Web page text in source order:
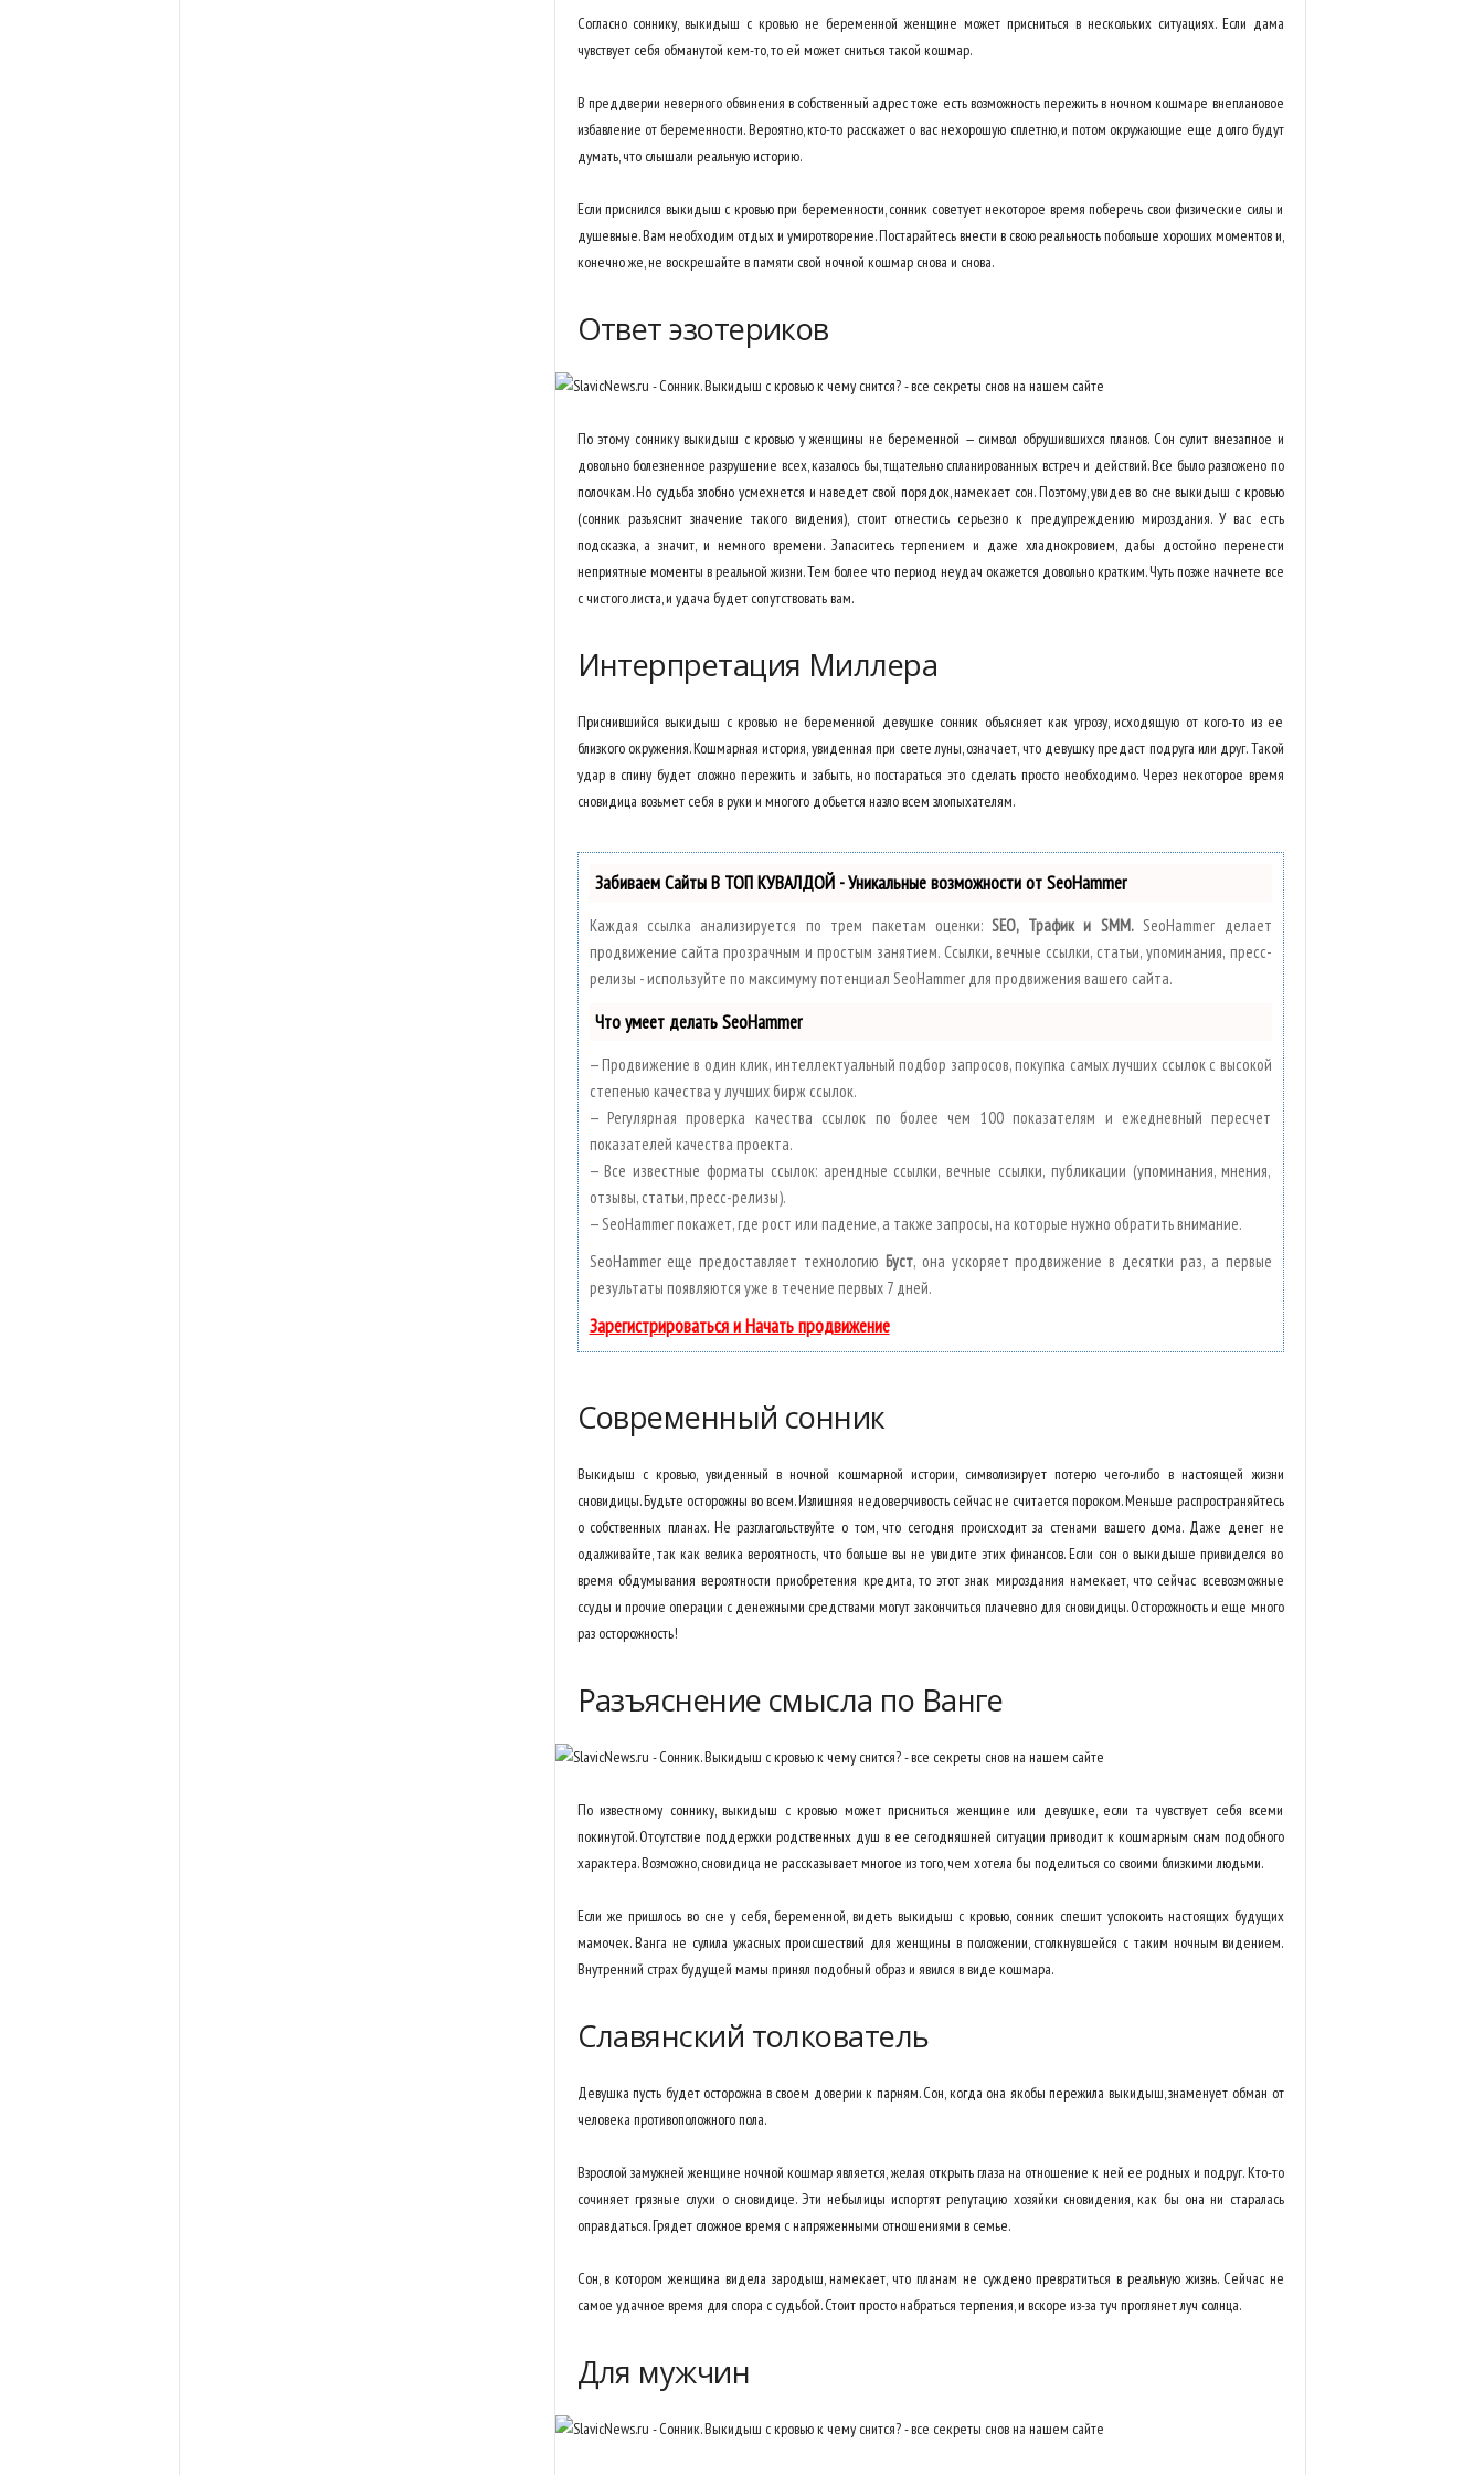
Согласно соннику, выкидыш с кровью не беременной женщине может присниться в нескольких ситуациях. Если дама
чувствует себя обманутой кем-то, то ей может сниться такой кошмар.
В преддверии неверного обвинения в собственный адрес тоже есть возможность пережить в ночном кошмаре внеплановое
избавление от беременности. Вероятно, кто-то расскажет о вас нехорошую сплетню, и потом окружающие еще долго будут
думать, что слышали реальную историю.
Если приснился выкидыш с кровью при беременности, сонник советует некоторое время поберечь свои физические силы и
душевные. Вам необходим отдых и умиротворение. Постарайтесь внести в свою реальность побольше хороших моментов и,
конечно же, не воскрешайте в памяти свой ночной кошмар снова и снова.
Ответ эзотериков
По этому соннику выкидыш с кровью у женщины не беременной — символ обрушившихся планов. Сон сулит внезапное и
довольно болезненное разрушение всех, казалось бы, тщательно спланированных встреч и действий. Все было разложено по
полочкам. Но судьба злобно усмехнется и наведет свой порядок, намекает сон. Поэтому, увидев во сне выкидыш с кровью
(сонник разъяснит значение такого видения), стоит отнестись серьезно к предупреждению мироздания. У вас есть
подсказка, а значит, и немного времени. Запаситесь терпением и даже хладнокровием, дабы достойно перенести
неприятные моменты в реальной жизни. Тем более что период неудач окажется довольно кратким. Чуть позже начнете все
с чистого листа, и удача будет сопутствовать вам.
Интерпретация Миллера
Приснившийся выкидыш с кровью не беременной девушке сонник объясняет как угрозу, исходящую от кого-то из ее
близкого окружения. Кошмарная история, увиденная при свете луны, означает, что девушку предаст подруга или друг. Такой
удар в спину будет сложно пережить и забыть, но постараться это сделать просто необходимо. Через некоторое время
сновидица возьмет себя в руки и многого добьется назло всем злопыхателям.
Забиваем Сайты В ТОП КУВАЛДОЙ - Уникальные возможности от SeoHammer
Каждая ссылка анализируется по трем пакетам оценки:SEO, Трафик и SMM.SeoHammer делает
продвижение сайта прозрачным и простым занятием. Ссылки, вечные ссылки, статьи, упоминания, пресс-
релизы - используйте по максимуму потенциал SeoHammer для продвижения вашего сайта.
Что умеет делать SeoHammer
— Продвижение в один клик, интеллектуальный подбор запросов, покупка самых лучших ссылок с высокой
степенью качества у лучших бирж ссылок.
— Регулярная проверка качества ссылок по более чем 100 показателям и ежедневный пересчет
показателей качества проекта.
— Все известные форматы ссылок: арендные ссылки, вечные ссылки, публикации (упоминания, мнения,
отзывы, статьи, пресс-релизы).
— SeoHammer покажет, где рост или падение, а также запросы, на которые нужно обратить внимание.
SeoHammer еще предоставляет технологию Буст, она ускоряет продвижение в десятки раз, а первые
результаты появляются уже в течение первых 7 дней.
Зарегистрироваться и Начать продвижение
Современный сонник
Выкидыш с кровью, увиденный в ночной кошмарной истории, символизирует потерю чего-либо в настоящей жизни
сновидицы. Будьте осторожны во всем. Излишняя недоверчивость сейчас не считается пороком. Меньше распространяйтесь
о собственных планах. Не разглагольствуйте о том, что сегодня происходит за стенами вашего дома. Даже денег не
одалживайте, так как велика вероятность, что больше вы не увидите этих финансов. Если сон о выкидыше привиделся во
время обдумывания вероятности приобретения кредита, то этот знак мироздания намекает, что сейчас всевозможные
ссуды и прочие операции с денежными средствами могут закончиться плачевно для сновидицы. Осторожность и еще много
раз осторожность!
Разъяснение смысла по Ванге
По известному соннику, выкидыш с кровью может присниться женщине или девушке, если та чувствует себя всеми
покинутой. Отсутствие поддержки родственных душ в ее сегодняшней ситуации приводит к кошмарным снам подобного
характера. Возможно, сновидица не рассказывает многое из того, чем хотела бы поделиться со своими близкими людьми.
Если же пришлось во сне у себя, беременной, видеть выкидыш с кровью, сонник спешит успокоить настоящих будущих
мамочек. Ванга не сулила ужасных происшествий для женщины в положении, столкнувшейся с таким ночным видением.
Внутренний страх будущей мамы принял подобный образ и явился в виде кошмара.
Славянский толкователь
Девушка пусть будет осторожна в своем доверии к парням. Сон, когда она якобы пережила выкидыш, знаменует обман от
человека противоположного пола.
Взрослой замужней женщине ночной кошмар является, желая открыть глаза на отношение к ней ее родных и подруг. Кто-то
сочиняет грязные слухи о сновидице. Эти небылицы испортят репутацию хозяйки сновидения, как бы она ни старалась
оправдаться. Грядет сложное время с напряженными отношениями в семье.
Сон, в котором женщина видела зародыш, намекает, что планам не суждено превратиться в реальную жизнь. Сейчас не
самое удачное время для спора с судьбой. Стоит просто набраться терпения, и вскоре из-за туч проглянет луч солнца.
Для мужчин